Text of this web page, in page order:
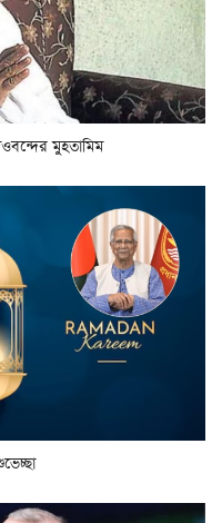
মুহতামিম